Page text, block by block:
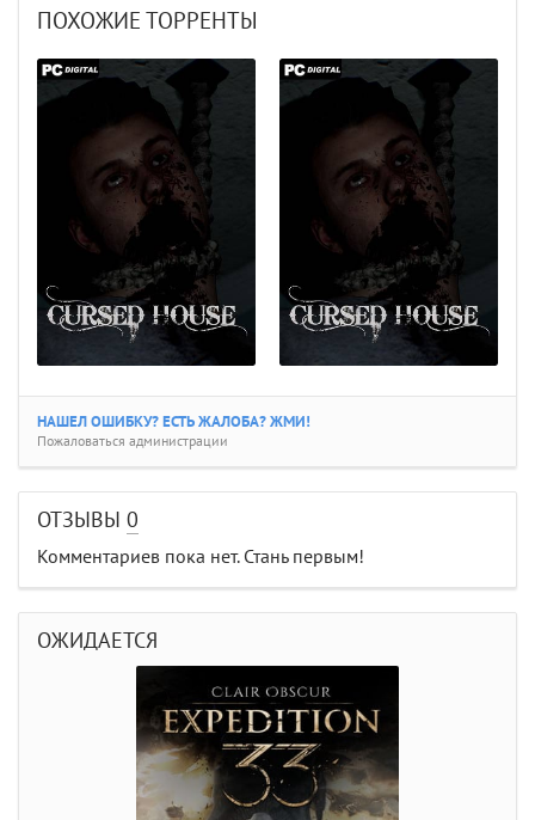
ПОХОЖИЕ ТОРРЕНТЫ
НАШЕЛ ОШИБКУ? ЕСТЬ ЖАЛОБА? ЖМИ!
Пожаловаться администрации
ОТЗЫВЫ 0
Комментариев пока нет. Стань первым!
ОЖИДАЕТСЯ